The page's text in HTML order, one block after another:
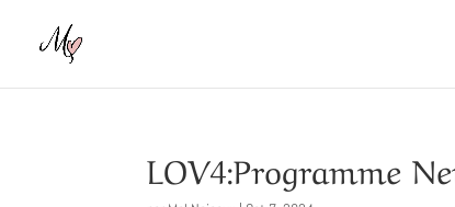
LOV4:Programme